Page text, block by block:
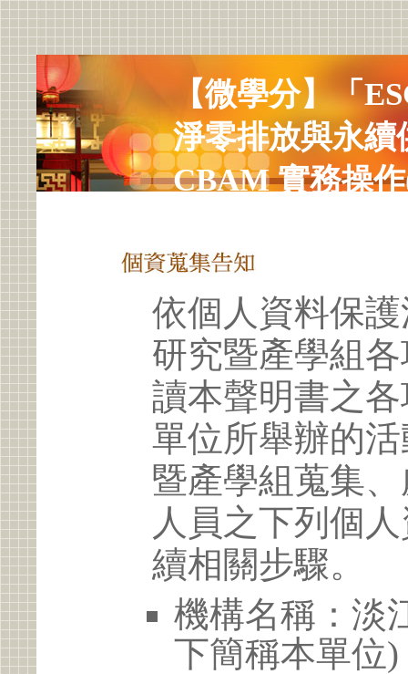
【微學分】「
淨零排放與永
CBAM 實務操
依個人資料保
研究暨產學組
讀本聲明書之
單位所舉辦的
暨產學組蒐集
人員之下列個
續相關步驟。
機構名稱：淡
下簡稱本單位)